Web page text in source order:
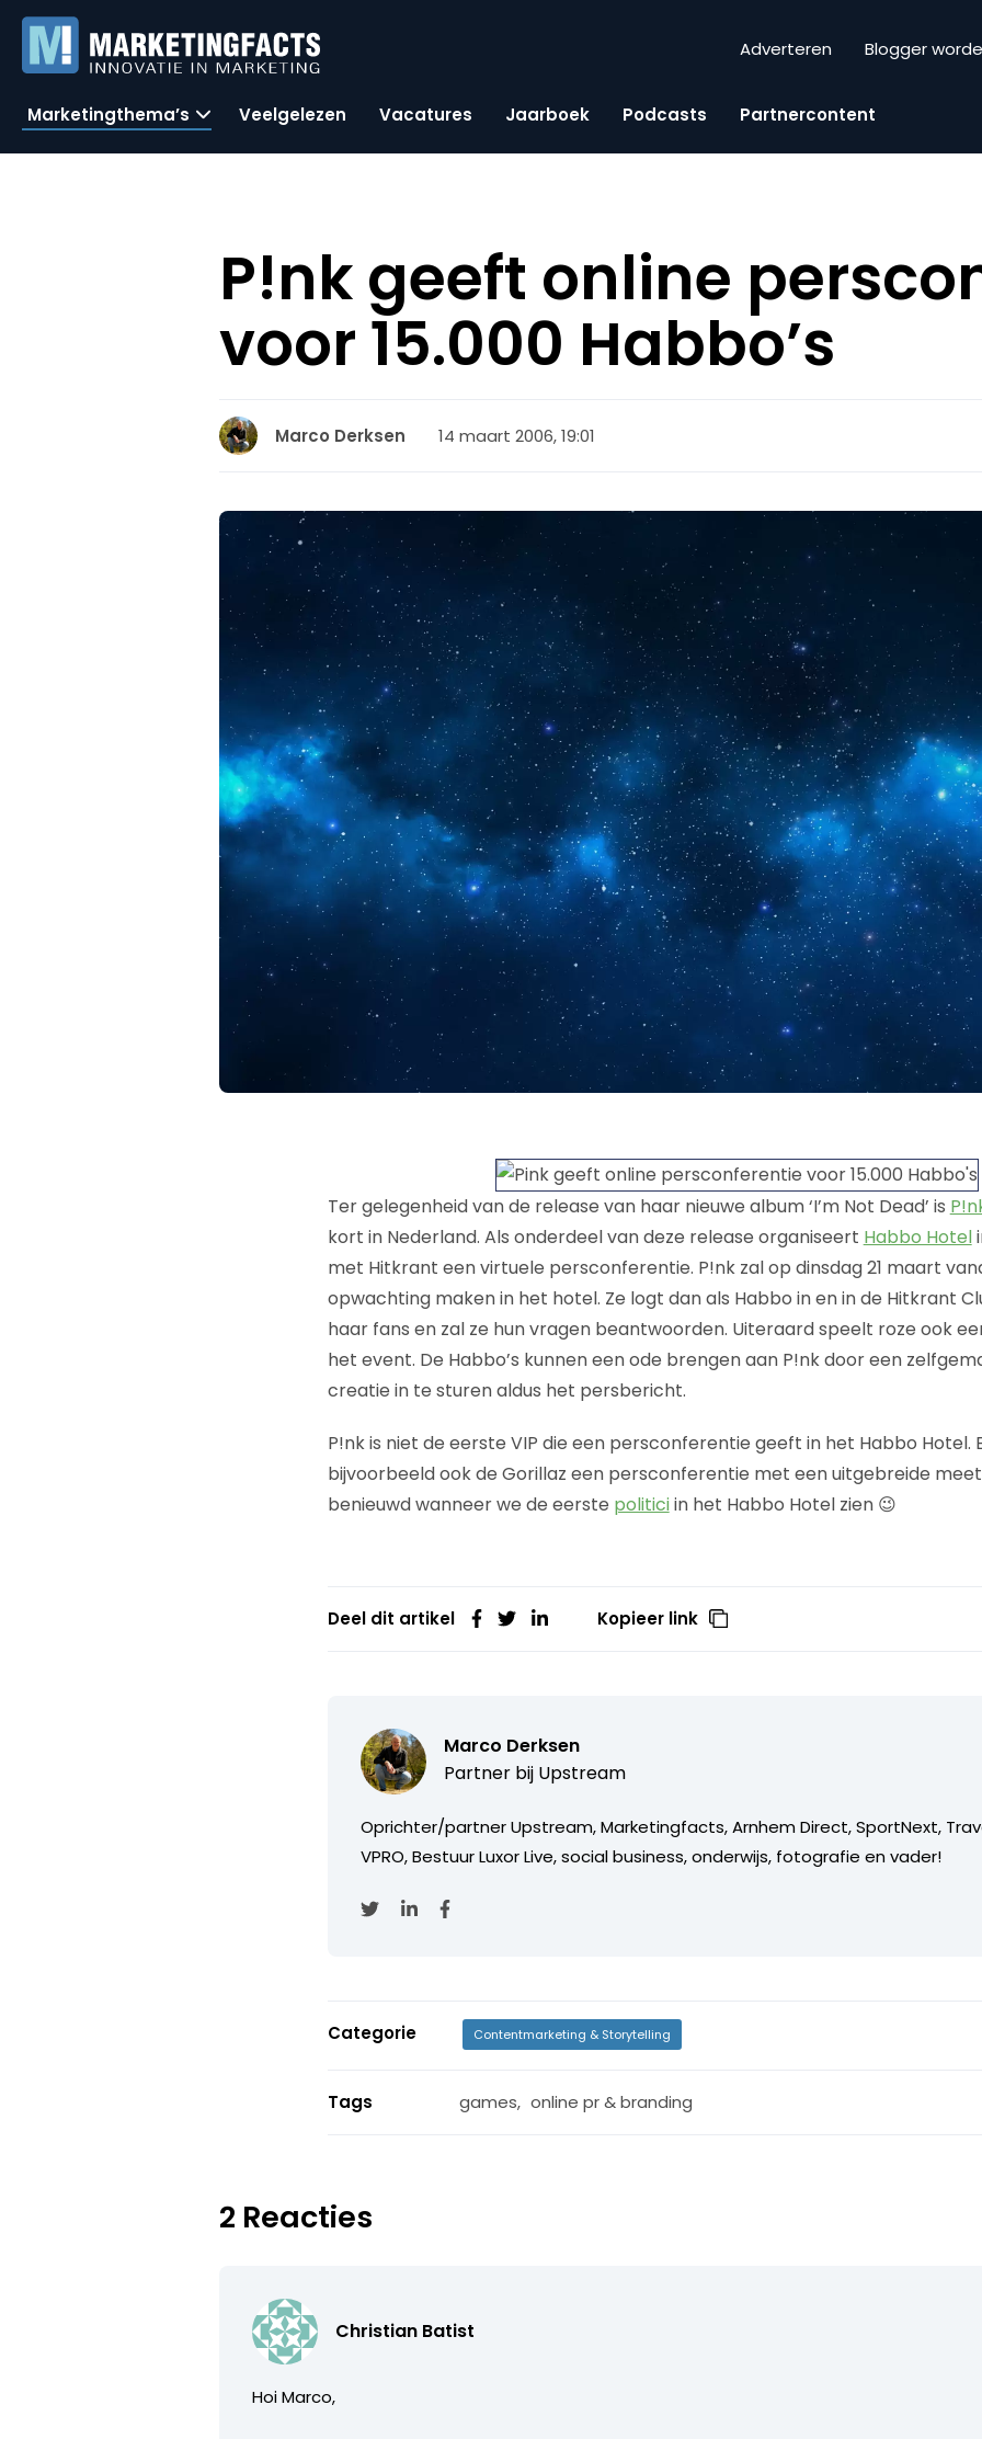
Adverteren Blogger
Marketingthema’s Veelgelezen Vacatures Jaarboek Podcasts Partnercontent
P!nk geeft online
voor 15.000 Habbo’s
Marco Derksen 14 maart 2006, 19:01
Ter gelegenheid van de release van haar nieuwe album ‘I’m Not Dead’ is
kort in Nederland. Als onderdeel van deze release organiseert Habbo Hotel
met Hitkrant een virtuele persconferentie. P!nk zal op dinsdag 21 maart
opwachting maken in het hotel. Ze logt dan als Habbo in en in de Hitkrant
haar fans en zal ze hun vragen beantwoorden. Uiteraard speelt roze ook
het event. De Habbo’s kunnen een ode brengen aan P!nk door een
creatie in te sturen aldus het persbericht.
P!nk is niet de eerste VIP die een persconferentie geeft in het Habbo Hotel.
bijvoorbeeld ook de Gorillaz een persconferentie met een uitgebreide
benieuwd wanneer we de eerste politiciin het Habbo Hotel zien 😉
Deel dit artikel Kopieer link
Marco Derksen
Partner bij Upstream
Oprichter/partner Upstream, Marketingfacts, Arnhem Direct, SportNext,
VPRO, Bestuur Luxor Live, social business, onderwijs, fotografie en vader!
Categorie Contentmarketing & Storytelling
Tags games, online pr & branding
2 Reacties
Christian Batist
Hoi Marco,